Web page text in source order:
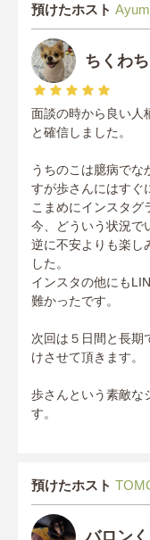
預けたホスト
ちくわ
面談の時から良い人
と確信しました。
うちのこは臆病でな
すが歩さんにはすぐ
こまめにインスタグ
今、どういう状況で
逆に不安よりも楽し
した。
インスタの他にも
難かったです。
次回は５日間と長期
けさせて頂きます。
歩さんという素敵な
す。
預けたホスト
バロン